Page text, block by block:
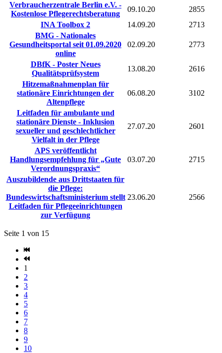
Verbraucherzentrale Berlin e.V. -
Kostenlose Pflegerechtsberatung
09.10.20
2855
INA Toolbox 2
14.09.20
2713
BMG - Nationales
Gesundheitsportal seit 01.09.2020
online
02.09.20 2773
DBfK - Poster Neues
Qualitätsprüfsystem
13.08.20
2616
Hitzemaßnahmenplan für
stationäre Einrichtungen der
Altenpflege
06.08.20 3102
Leitfaden für ambulante und
stationäre Dienste - Inklusion
sexueller und geschlechtlicher
Vielfalt in der Pflege
27.07.20 2601
APS veröffentlicht
Handlungsempfehlung für „Gute
Verordnungspraxis“
03.07.20 2715
Auszubildende aus Drittstaaten für
die Pflege:
Bundeswirtschaftsministerium stellt
Leitfaden für Pflegeeinrichtungen
zur Verfügung
23.06.20 2566
Seite 1 von 15
1
2
3
4
5
6
7
8
9
10